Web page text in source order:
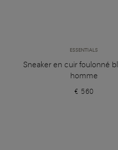
ESSENTIALS
Sneaker en cuir foulonné
homme
€ 560